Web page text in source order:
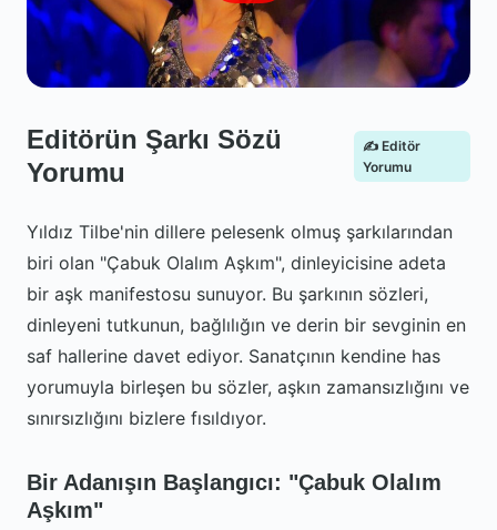
Editörün Şarkı Sözü
Yorumu
✍️ Editör
Yorumu
Yıldız Tilbe'nin dillere pelesenk olmuş şarkılarından
biri olan "Çabuk Olalım Aşkım", dinleyicisine adeta
bir aşk manifestosu sunuyor. Bu şarkının sözleri,
dinleyeni tutkunun, bağlılığın ve derin bir sevginin en
saf hallerine davet ediyor. Sanatçının kendine has
yorumuyla birleşen bu sözler, aşkın zamansızlığını ve
sınırsızlığını bizlere fısıldıyor.
Bir Adanışın Başlangıcı: "Çabuk Olalım
Aşkım"